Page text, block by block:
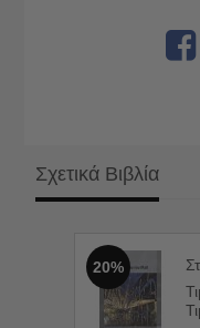
Σχετικά Βιβλία
20%